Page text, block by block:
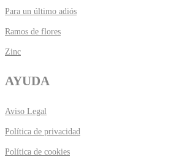
Para un último adiós
Ramos de flores
Zinc
AYUDA
Aviso Legal
Política de privacidad
Política de cookies